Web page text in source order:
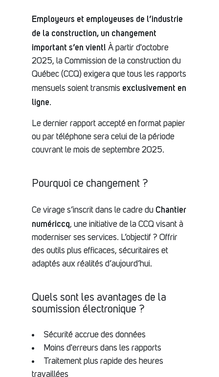
Employeurs et employeuses de l’industrie
de la construction, un changement
important s’en vient! À partir d'octobre
2025, la Commission de la construction du
Québec (CCQ) exigera que tous les rapports
mensuels soient transmis exclusivement en
ligne.
Le dernier rapport accepté en format papier
ou par téléphone sera celui de la période
couvrant le mois de septembre 2025.
Pourquoi ce changement ?
Ce virage s’inscrit dans le cadre du Chantier
numériccq, une initiative de la CCQ visant à
moderniser ses services. L’objectif ? Offrir
des outils plus efficaces, sécuritaires et
adaptés aux réalités d’aujourd’hui.
Quels sont les avantages de la
soumission électronique ?
Sécurité accrue des données
Moins d'erreurs dans les rapports
Traitement plus rapide des heures
travaillées